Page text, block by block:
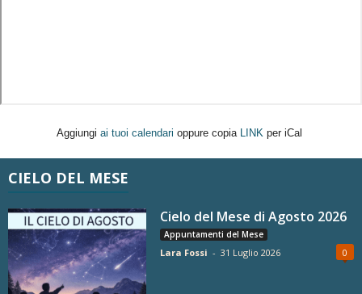
Aggiungi ai tuoi calendari oppure copia LINK per iCal
CIELO DEL MESE
Cielo del Mese di Agosto 2026
Appuntamenti del Mese
Lara Fossi - 31 Luglio 2026 0